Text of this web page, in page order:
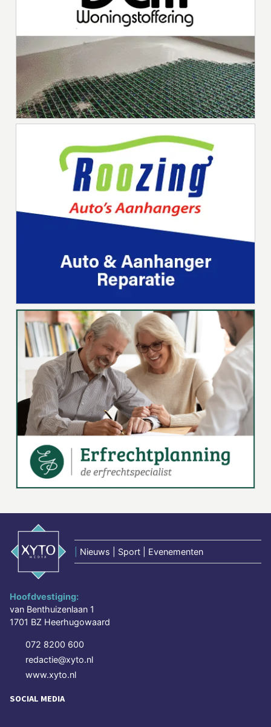
Nieuws | Sport | Evenementen
Hoofdvestiging:
van Benthuizenlaan 1
1701 BZ Heerhugowaard
072 8200 600
redactie@xyto.nl
www.xyto.nl
SOCIAL MEDIA